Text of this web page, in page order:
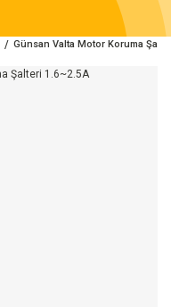
Günsan Valta Motor Koruma